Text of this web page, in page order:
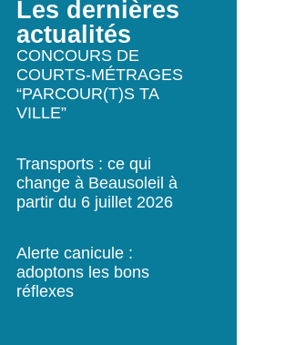
Les dernières
actualités
CONCOURS DE
COURTS-MÉTRAGES
“PARCOUR(T)S TA
VILLE”
Transports : ce qui
change à Beausoleil à
partir du 6 juillet 2026
Alerte canicule :
adoptons les bons
réflexes